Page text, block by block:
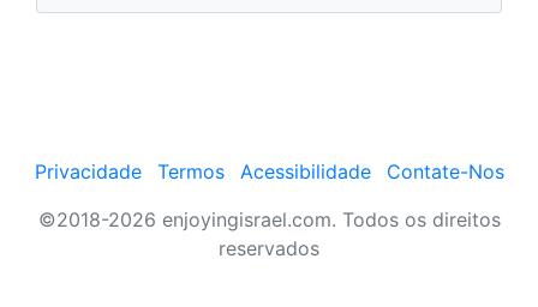
Privacidade Termos Acessibilidade
Contate-Nos
©2018-2026 enjoyingisrael.com. Todos os direitos
reservados